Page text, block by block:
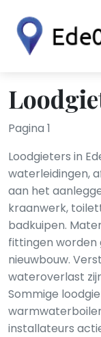
Pagina 1
Loodgieters in
waterleidingen,
aan het
kraanwerk,
badkuipen.
fittingen worden
nieuwbouw.
wateroverlast
Sommige
installateurs